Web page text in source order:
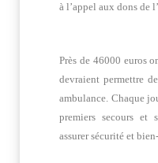
à l’appel aux dons de
Près de 46000 euros
devraient permettre
ambulance. Chaque
premiers secours et
assurer sécurité et